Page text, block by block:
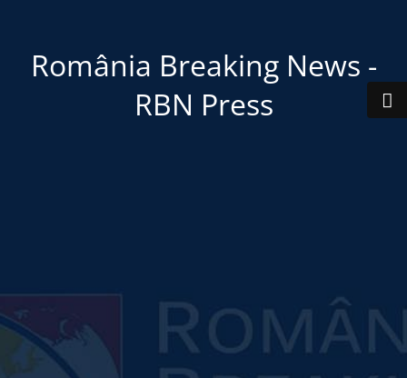
România Breaking News -
RBN Press